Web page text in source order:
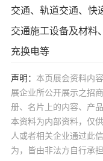
交通、轨道交通、快
交通施工设备及材料
充换电等
声明： 本页展会资料内
展企业所公开展示之招
册、名片上的内容、产
本资料为内部资料，仅
人或者相关企业通过此
为，皆由非法方自行承